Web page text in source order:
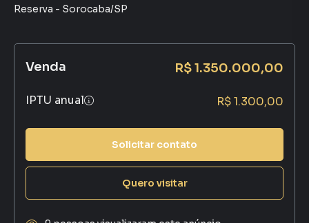
Reserva - Sorocaba/SP
Venda R$ 1.350.000,00
IPTU anual R$ 1.300,00
Solicitar contato
Quero visitar